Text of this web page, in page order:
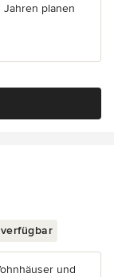
Jahren planen
und